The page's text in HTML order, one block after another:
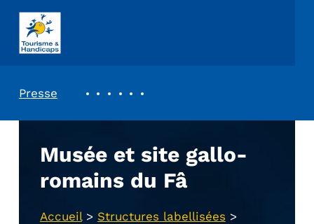
ASSOCIATION TOURISME ET HANDICAPS
Presse
Musée et site gallo-
romains du Fâ
Accueil> Structures labellisées >